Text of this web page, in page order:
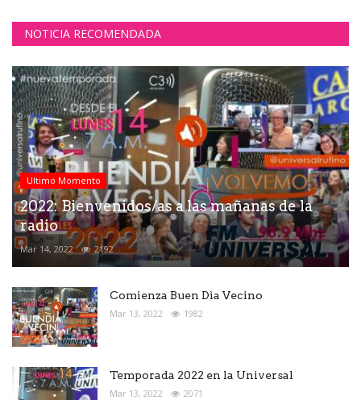
NOTICIA RECOMENDADA
Ultimo Momento
2022: Bienvenidos/as a las mañanas de la
radio
Mar 14, 2022 2192
Comienza Buen Dìa Vecino
Mar 13, 2022 1982
Temporada 2022 en la Universal
Mar 13, 2022 2071